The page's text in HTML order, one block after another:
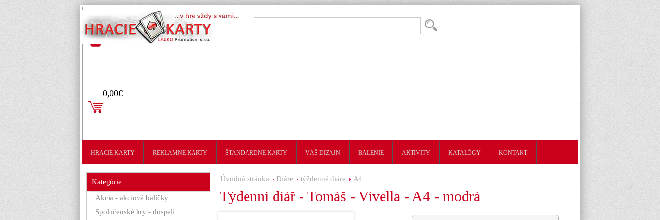
Prihlásenie
0,00€
HRACIE KARTY REKLAMNÉ KARTY ŠTANDARDNÉ KARTY VÁŠ DIZAJN BALENIE AKTIVITY KATALÓGY KONTAKT
Úvodná stránka Diáre týždenné diáre A4
Týdenní diář - Tomáš - Vivella - A4 - modrá
Kategórie
Akcia - akciové balíčky
Spoločenské hry - dospelí